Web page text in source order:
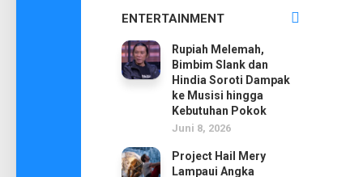
ENTERTAINMENT
Rupiah Melemah,
Bimbim Slank dan
Hindia Soroti Dampak
ke Musisi hingga
Kebutuhan Pokok
Juni 8, 2026
Project Hail Mery
Lampaui Angka